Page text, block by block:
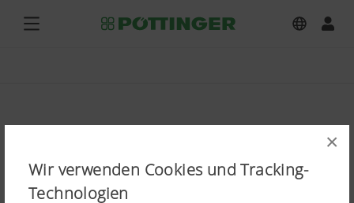
×
Wir verwenden Cookies und Tracking-
Technologien